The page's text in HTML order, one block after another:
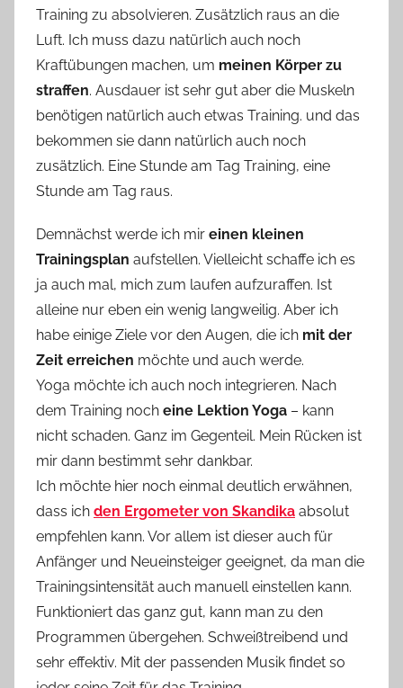
Training zu absolvieren. Zusätzlich raus an die
Luft. Ich muss dazu natürlich auch noch
Kraftübungen machen, um meinen Körper zu
straffen. Ausdauer ist sehr gut aber die Muskeln
benötigen natürlich auch etwas Training. und das
bekommen sie dann natürlich auch noch
zusätzlich. Eine Stunde am Tag Training, eine
Stunde am Tag raus.
Demnächst werde ich mir einen kleinen
Trainingsplan aufstellen. Vielleicht schaffe ich es
ja auch mal, mich zum laufen aufzuraffen. Ist
alleine nur eben ein wenig langweilig. Aber ich
habe einige Ziele vor den Augen, die ich mit der
Zeit erreichen möchte und auch werde.
Yoga möchte ich auch noch integrieren. Nach
dem Training noch eine Lektion Yoga – kann
nicht schaden. Ganz im Gegenteil. Mein Rücken ist
mir dann bestimmt sehr dankbar.
Ich möchte hier noch einmal deutlich erwähnen,
dass ich den Ergometer von Skandika absolut
empfehlen kann. Vor allem ist dieser auch für
Anfänger und Neueinsteiger geeignet, da man die
Trainingsintensität auch manuell einstellen kann.
Funktioniert das ganz gut, kann man zu den
Programmen übergehen. Schweißtreibend und
sehr effektiv. Mit der passenden Musik findet so